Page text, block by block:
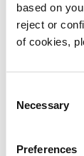
based on
reject or
of cookies,
Selection
Necessary
Preferences
Contacta